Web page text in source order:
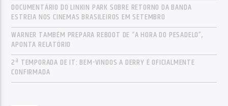
DOCUMENTÁRIO DO LINKIN PARK SOBRE RETORNO DA BANDA
ESTREIA NOS CINEMAS BRASILEIROS EM SETEMBRO
WARNER TAMBÉM PREPARA REBOOT DE “A HORA DO PESADELO”,
APONTA RELATÓRIO
2ª TEMPORADA DE IT: BEM-VINDOS A DERRY É OFICIALMENTE
CONFIRMADA